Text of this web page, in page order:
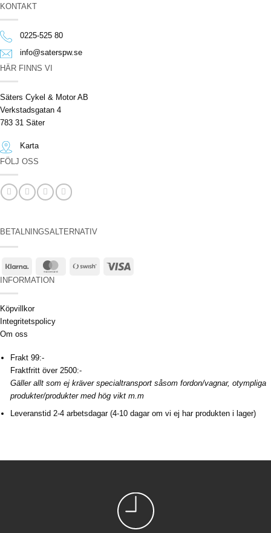
KONTAKT
0225-525 80
info@saterspw.se
HÄR FINNS VI
Säters Cykel & Motor AB
Verkstadsgatan 4
783 31 Säter
Karta
FÖLJ OSS
BETALNINGSALTERNATIV
Klarna MasterCardSwish
INFORMATION
Köpvillkor
Integritetspolicy
Om oss
Frakt 99:-
Fraktfritt över 2500:-
Gäller allt som ej kräver specialtransport såsom fordon/vagnar, otympliga
produkter/produkter med hög vikt m.m
Leveranstid 2-4 arbetsdagar (4-10 dagar om vi ej har produkten i lager)